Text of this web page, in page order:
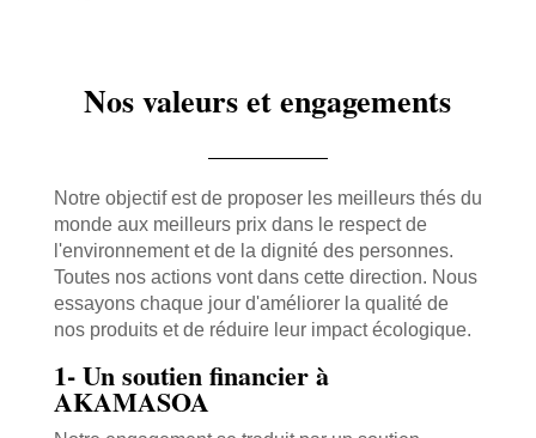
Nos valeurs et engagements
Notre objectif est de proposer les meilleurs thés du
monde aux meilleurs prix dans le respect de
l'environnement et de la dignité des personnes.
Toutes nos actions vont dans cette direction. Nous
essayons chaque jour d'améliorer la qualité de
nos produits et de réduire leur impact écologique.
1- Un soutien financier à
AKAMASOA